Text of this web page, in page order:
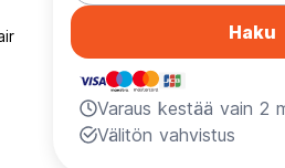
Haku
Varaus kestää vain 2
Välitön vahvistus